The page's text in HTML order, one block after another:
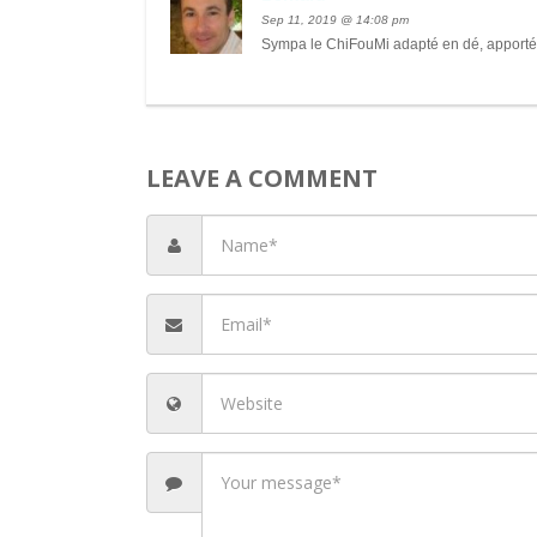
Sep 11, 2019 @ 14:08 pm
Sympa le ChiFouMi adapté en dé,
LEAVE A COMMENT